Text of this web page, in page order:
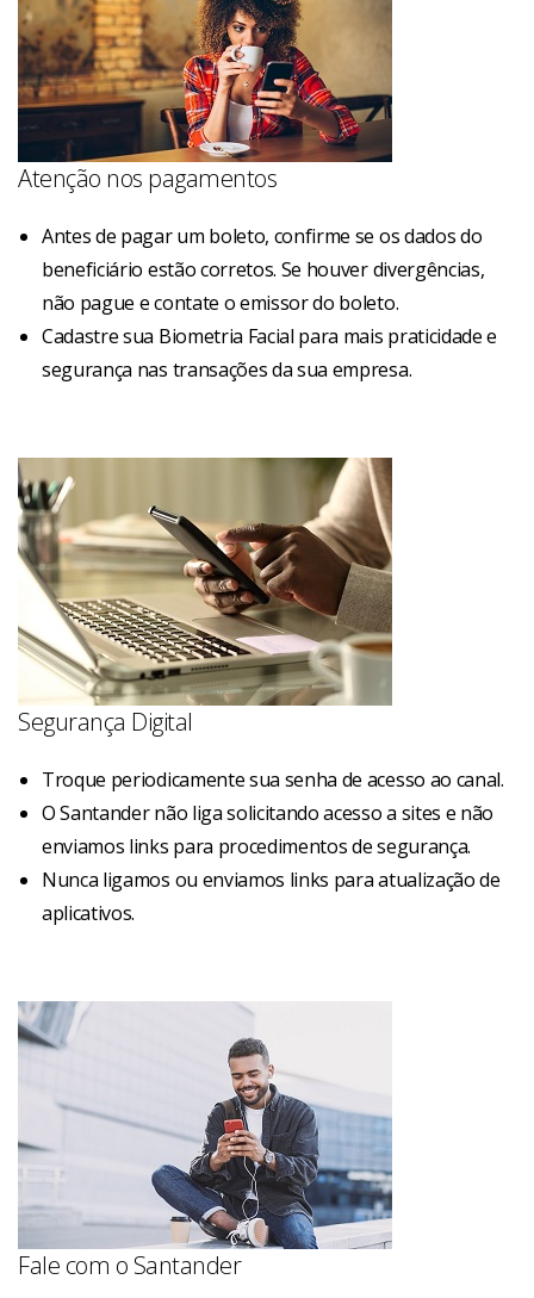
Atenção nos pagamentos
Antes de pagar um boleto, confirme se os dados do
beneficiário estão corretos. Se houver divergências,
não pague e contate o emissor do boleto.
Cadastre sua Biometria Facial para mais praticidade e
segurança nas transações da sua empresa.
Segurança Digital
Troque periodicamente sua senha de acesso ao canal.
O Santander não liga solicitando acesso a sites e não
enviamos links para procedimentos de segurança.
Nunca ligamos ou enviamos links para atualização de
aplicativos.
Fale com o Santander